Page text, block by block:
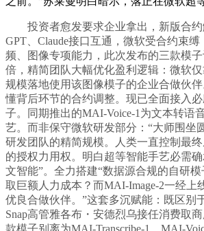
投资者愈发要求企业拿出，新版合约
GPT、Claude接口互通，微软受合约束
频、图像专项能力，此次发布的三款模
倍，精简团队大幅优化盈利逻辑：微软
规模落地使用该图像模子的企业合做伙
懂背后环节的合约调整。现已全面接入
子。同期推出的MAI-Voice-1为文本转语
艺。而非保守微软研发部分：“大师围坐
研发团队的精简规模。人类一直控制最
的授权力用权。明白超等智能手艺必需
文智能”。全力搭建“数据源合规的自研
取巨额人力成本？而MAI-Image-2一经
优良合做伙伴。”这套多沉赋能：既区别
Snap高管雅各布・安德烈乌接任消费取
款模子别离为MAI-Transcribe-1、MAI-